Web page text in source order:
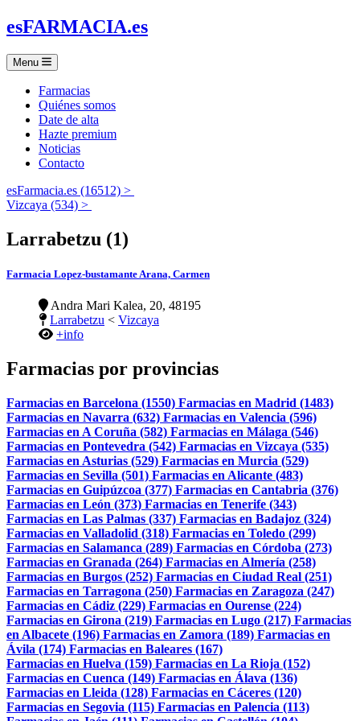
esFARMACIA.es
Menu
Farmacias
Quiénes somos
Date de alta
Hazte premium
Noticias
Contacto
esFarmacia.es (16512) >
Vizcaya (534) >
Larrabetzu (1)
Farmacia Lopez-bustamante Arana, Carmen
Andra Mari Kalea, 20, 48195
Larrabetzu < Vizcaya
+info
Farmacias por provincias
Farmacias en Barcelona (1550) Farmacias en Madrid (1483)
Farmacias en Navarra (632) Farmacias en Valencia (596)
Farmacias en A Coruña (582) Farmacias en Málaga (546)
Farmacias en Pontevedra (542) Farmacias en Vizcaya (535)
Farmacias en Asturias (529) Farmacias en Murcia (529)
Farmacias en Sevilla (501) Farmacias en Alicante (483)
Farmacias en Guipúzcoa (377) Farmacias en Cantabria (376)
Farmacias en León (373) Farmacias en Tenerife (343)
Farmacias en Las Palmas (337) Farmacias en Badajoz (324)
Farmacias en Valladolid (318) Farmacias en Toledo (299)
Farmacias en Salamanca (289) Farmacias en Córdoba (273)
Farmacias en Granada (264) Farmacias en Almería (258)
Farmacias en Burgos (252) Farmacias en Ciudad Real (251)
Farmacias en Tarragona (250) Farmacias en Zaragoza (247)
Farmacias en Cádiz (229) Farmacias en Ourense (224)
Farmacias en Girona (219) Farmacias en Lugo (217) Farmacias
en Albacete (196) Farmacias en Zamora (189) Farmacias en
Ávila (174) Farmacias en Baleares (167)
Farmacias en Huelva (159) Farmacias en La Rioja (152)
Farmacias en Cuenca (149) Farmacias en Álava (136)
Farmacias en Lleida (128) Farmacias en Cáceres (120)
Farmacias en Segovia (115) Farmacias en Palencia (113)